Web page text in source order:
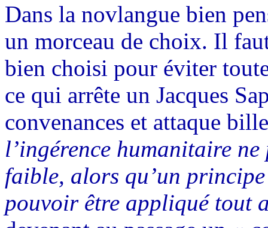
Dans la novlangue bien
un morceau de choix. Il
bien choisi pour éviter
ce qui arrête un Jacques
convenances et attaque
l’ingérence humanitaire
faible, alors qu’un
pouvoir être appliqué tout